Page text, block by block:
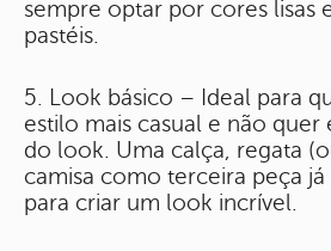
sempre optar por cores lisas
pastéis.
5. Look básico – Ideal para
estilo mais casual e não quer
do look. Uma calça, regata
camisa como terceira peça já
para criar um look incrível.